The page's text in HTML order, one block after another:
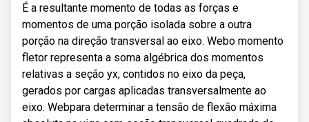
É a resultante momento de todas as forças e
momentos de uma porção isolada sobre a outra
porção na direção transversal ao eixo. Webo momento
fletor representa a soma algébrica dos momentos
relativas a seção yx, contidos no eixo da peça,
gerados por cargas aplicadas transversalmente ao
eixo. Webpara determinar a tensão de flexão máxima